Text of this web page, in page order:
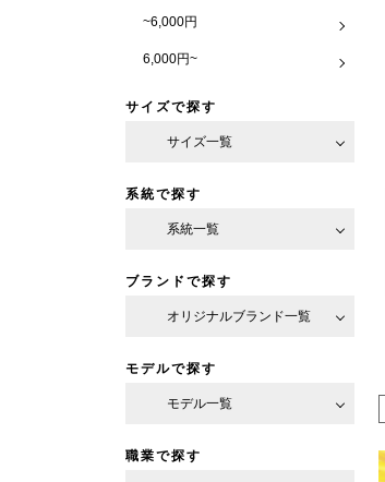
~6,000円
6,000円~
サイズで探す
サイズ一覧
系統で探す
系統一覧
ブランドで探す
オリジナルブランド一覧
モデルで探す
モデル一覧
職業で探す